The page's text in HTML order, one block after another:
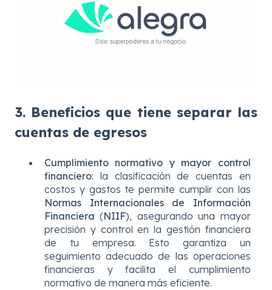
3. Beneficios que tiene separar las
cuentas de egresos
Cumplimiento normativo y mayor control
financiero: la clasificación de cuentas en
costos y gastos te permite cumplir con las
Normas Internacionales de Información
Financiera (NIIF), asegurando una mayor
precisión y control en la gestión financiera
de tu empresa. Esto garantiza un
seguimiento adecuado de las operaciones
financieras y facilita el cumplimiento
normativo de manera más eficiente.